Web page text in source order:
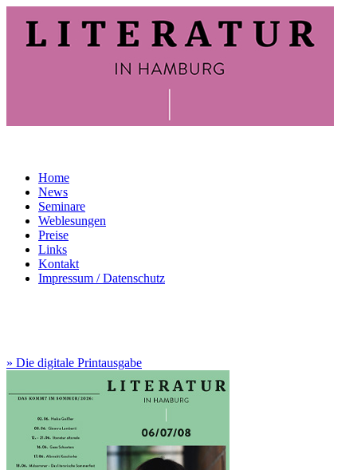
Home
News
Seminare
Weblesungen
Preise
Links
Kontakt
Impressum / Datenschutz
» Die digitale Printausgabe